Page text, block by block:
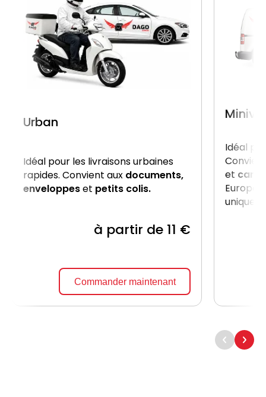
Urban
Idéal pour les livraisons urbaines
rapides. Convient aux documents,
enveloppeset petits colis.
à partir de 11 €
Commander maintenant
Idéal
et
Europe,